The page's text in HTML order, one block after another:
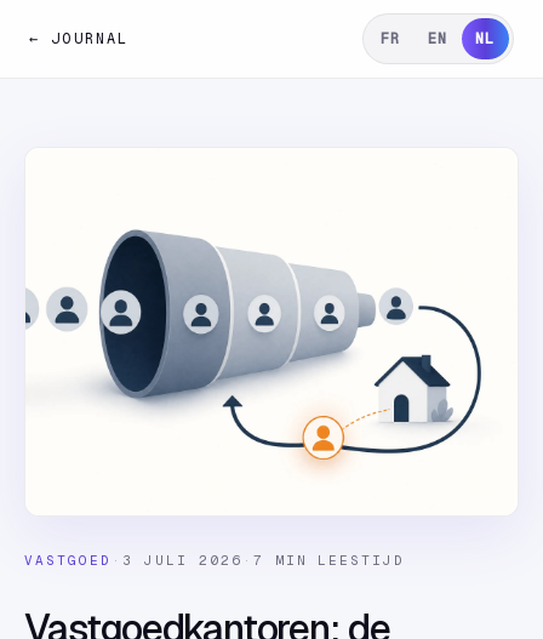
← JOURNAL FR EN NL
VASTGOED · 3 JULI 2026 · 7 MIN LEESTIJD
Vastgoedkantoren: de